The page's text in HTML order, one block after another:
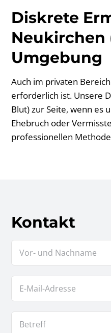
Diskrete
Neukirchen
Umgebung
Auch im privaten
erforderlich ist. Unsere
Blut) zur Seite, wenn es
Ehebruch oder
professionellen
Kontakt